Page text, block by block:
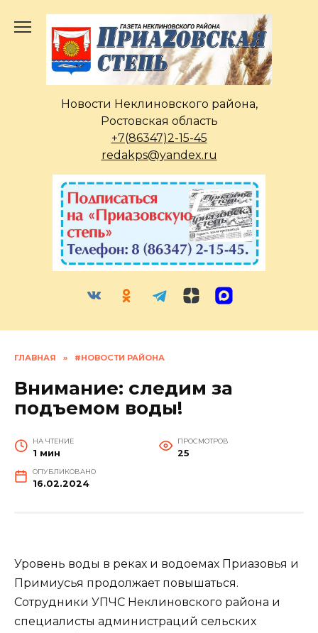
содержанию
Новости Неклиновского района,
Ростовская область
+7(86347)2-15-45
redakps@yandex.ru
ГЛАВНАЯ » #НОВОСТИ РАЙОНА
Внимание: следим за
подъемом воды!
НА ЧТЕНИЕ
1 мин
ПРОСМОТРОВ
25
ОПУБЛИКОВАНО
16.02.2024
Уровень воды в реках и водоемах Приазовья и
Примиусья продолжает повышаться.
Сотрудники УПЧС Неклиновского района и
специалисты администраций сельских